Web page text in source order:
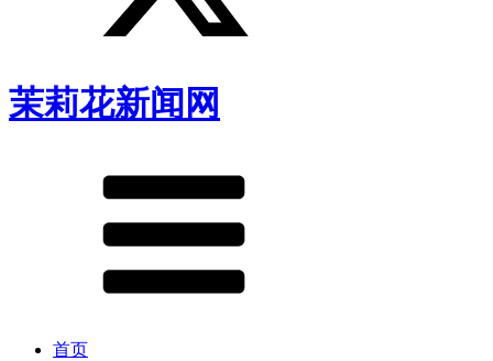
茉莉花新闻网
首页